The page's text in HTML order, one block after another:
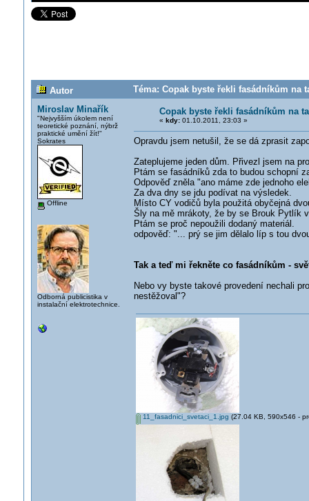
Autor
Téma: Copak byste řekli fasádníkům na
Miroslav Minařík
"Nejvyšším úkolem není
teoretické poznání, nýbrž
praktické umění žít!"
Sokrates
Offline
Odborná publicistika v
instalační elektrotechnice.
Copak byste řekli fasádníkům na
« kdy:01.10.2011, 23:03 »
Opravdu jsem netušil, že se dá zprasit
Zateplujeme jeden dům. Přivezl jsem na
Ptám se fasádníků zda to budou schopní
Odpověď zněla "ano máme zde jednoho
Za dva dny se jdu podívat na výsledek.
Místo CY vodičů byla použitá obyčejná
Šly na mě mrákoty, že by se Brouk Pytlík
Ptám se proč nepoužili dodaný materiál.
odpověď: "... prý se jim dělalo líp s tou
Tak a teď mi řekněte co fasádníkům -
Nebo vy byste takové provedení nechali
nestěžoval"?
11_fasadnici_svetaci_1.jpg (27.04 KB, 590x546 -